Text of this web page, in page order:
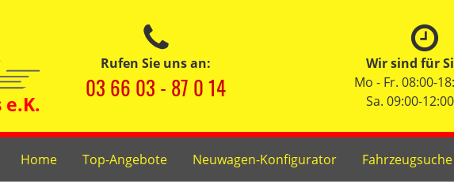
Rufen Sie uns an:
03 66 03 - 87 0 14
Wir sind für
Mo - Fr. 08:00-
Sa. 09:00-
Home Top-Angebote Neuwagen-Konfigurator Fahrzeugsuche